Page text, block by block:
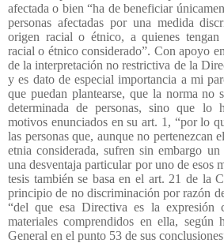
afectada o bien “ha de beneficiar
personas afectadas por una medida
origen racial o étnico, a quienes tengan
racial o étnico considerado”. Con apoyo
de la interpretación no restrictiva de la
y es dato de especial importancia a mi
que puedan plantearse, que la norma no
determinada de personas, sino que lo
motivos enunciados en su art. 1, “por lo
las personas que, aunque no pertenezcan
etnia considerada, sufren sin embargo
una desventaja particular por uno de esos
tesis también se basa en el art. 21 de la
principio de no discriminación por razón
“del que esa Directiva es la expresión
materiales comprendidos en ella, según
General en el punto 53 de sus